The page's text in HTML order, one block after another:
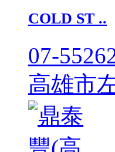
COLD ST ..
07-
高雄市